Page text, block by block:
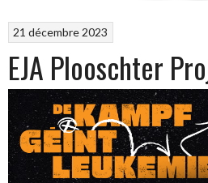
21 décembre 2023
EJA Plooschter